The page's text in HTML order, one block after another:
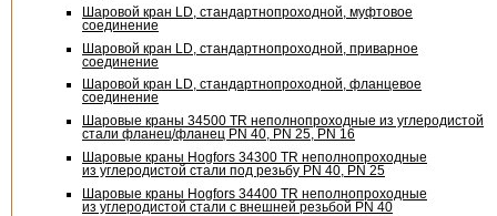
Шаровой кран LD, стандартнопроходной, муфтовое
соединение
Шаровой кран LD, стандартнопроходной, приварное
соединение
Шаровой кран LD, стандартнопроходной, фланцевое
соединение
Шаровые краны 34500 TR неполнопроходные из углеродистой
стали фланец/фланец PN 40, PN 25, PN 16
Шаровые краны Hogfors 34300 TR неполнопроходные
из углеродистой стали под резьбу PN 40, PN 25
Шаровые краны Hogfors 34400 TR неполнопроходные
из углеродистой стали с внешней резьбой PN 40